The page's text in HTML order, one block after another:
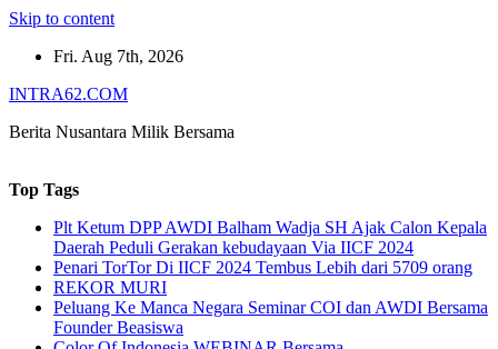
Skip to content
Fri. Aug 7th, 2026
INTRA62.COM
Berita Nusantara Milik Bersama
Top Tags
Plt Ketum DPP AWDI Balham Wadja SH Ajak Calon Kepala
Daerah Peduli Gerakan kebudayaan Via IICF 2024
Penari TorTor Di IICF 2024 Tembus Lebih dari 5709 orang
REKOR MURI
Peluang Ke Manca Negara Seminar COI dan AWDI Bersama
Founder Beasiswa